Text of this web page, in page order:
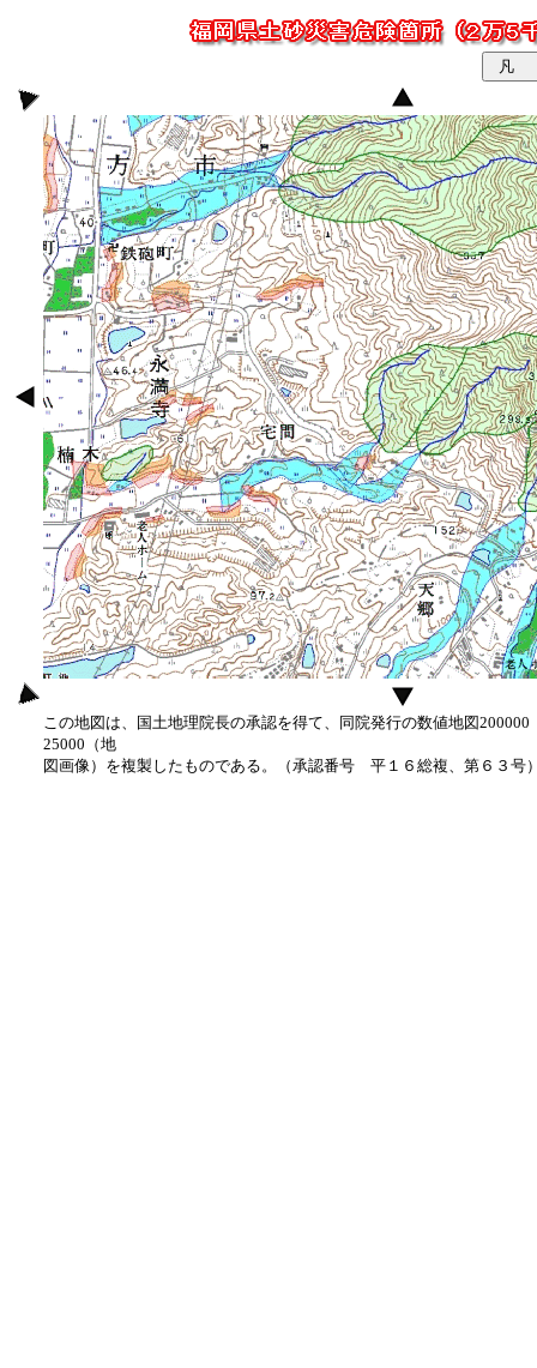
この地図は、国土地理院長の承認を得て、同院発行の数値地図
25000（地
図画像）を複製したものである。（承認番号 平１６総複、第６３号